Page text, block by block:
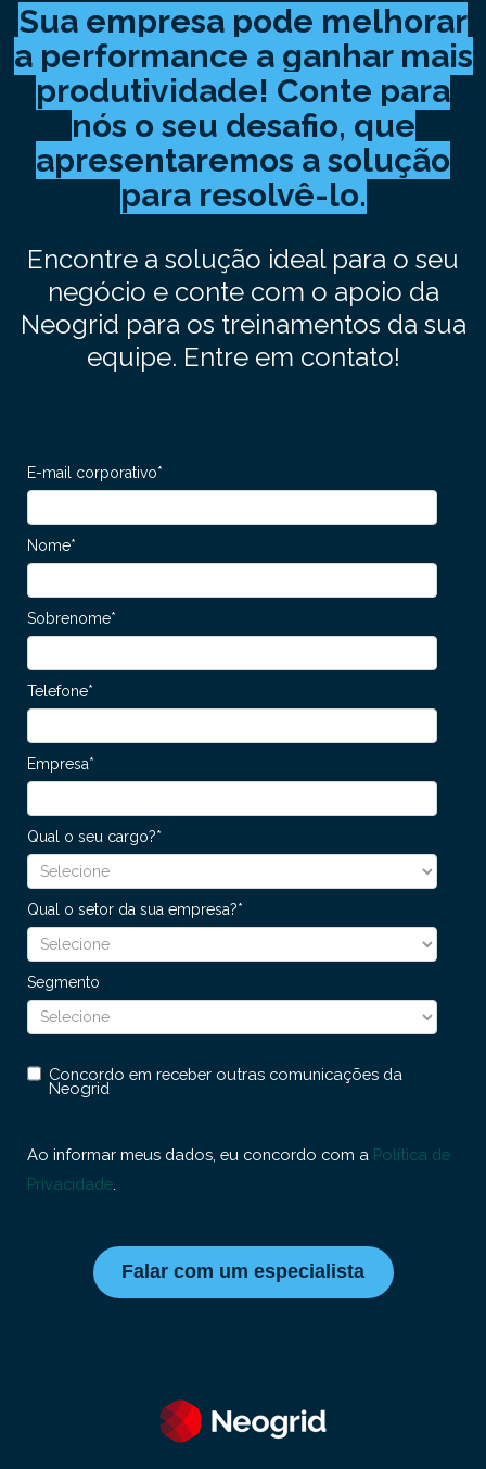
Sua empresa pode melhorar
a performance a ganhar mais
produtividade! Conte para
nós o seu desafio, que
apresentaremos a solução
para resolvê-lo.
Encontre a solução ideal para o seu
negócio e conte com o apoio da
Neogrid para os treinamentos da sua
equipe. Entre em contato!
E-mail corporativo*
Nome*
Sobrenome*
Telefone*
Empresa*
Qual o seu cargo?*
Qual o setor da sua empresa?*
Segmento
Concordo em receber outras comunicações da
Neogrid
Ao informar meus dados, eu concordo com a Política de
Privacidade